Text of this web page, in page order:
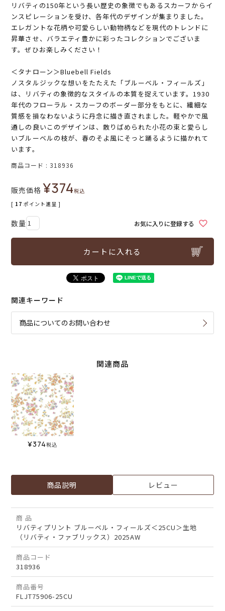
リバティの150年という長い歴史の象徴でもあるスカーフからイ
ンスピレーションを受け、各年代のデザインが集まりました。
エレガントな花柄や可愛らしい動物柄などを現代のトレンドに
昇華させ、バラエティ豊かに彩ったコレクションでございま
す。ぜひお楽しみください！
＜タナローン＞Bluebell Fields
ノスタルジックな想いをたたえた「ブルーベル・フィールズ」
は、リバティの象徴的なスタイルの本質を捉えています。1930
年代のフローラル・スカーフのボーダー部分をもとに、繊細な
質感を損なわないように丹念に描き直されました。軽やかで風
通しの良いこのデザインは、散りばめられた小花の束と愛らし
いブルーベルの枝が、春のそよ風にそっと踊るように描かれて
います。
商品コード 318936
販売価格 ¥374税込
[ 17 ポイント進呈 ]
お気に入りに登録する
カートに入れる
関連キーワード
商品についてのお問い合わせ
関連商品
¥374税込
商品説明 レビュー
商 品
リバティプリント ブルーベル・フィールズ＜25CU＞生地
（リバティ・ファブリックス）2025AW
商品コード
318936
商品番号
FLJT75906-25CU